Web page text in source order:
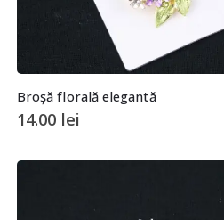
Broșă florală elegantă
14.00 lei